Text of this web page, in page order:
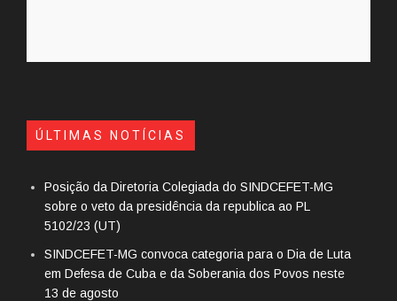
ÚLTIMAS NOTÍCIAS
Posição da Diretoria Colegiada do SINDCEFET-MG
sobre o veto da presidência da republica ao PL
5102/23 (UT)
SINDCEFET-MG convoca categoria para o Dia de Luta
em Defesa de Cuba e da Soberania dos Povos neste
13 de agosto